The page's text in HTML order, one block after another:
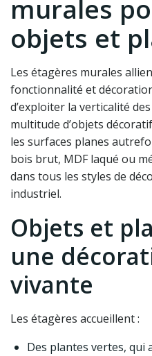
murales
objets et
Les étagères murales
fonctionnalité et
d’exploiter la verticalité
multitude d’objets
les surfaces planes
bois brut, MDF laqué ou
dans tous les styles de
industriel.
Objets et
une
vivante
Les étagères accueillent :
Des plantes vertes,